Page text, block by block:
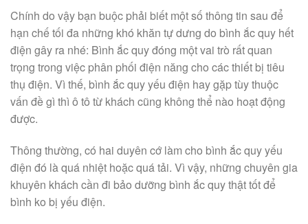
Chính do vậy bạn buộc phải biết một số thông tin sau để
hạn chế tối đa những khó khăn tự dưng do bình ắc quy hết
điện gây ra nhé: Bình ắc quy đóng một vai trò rất quan
trọng trong việc phân phối điện năng cho các thiết bị tiêu
thụ điện. Vì thế, bình ắc quy yếu điện hay gặp tùy thuộc
vấn đề gì thì ô tô từ khách cũng không thể nào hoạt động
được.
Thông thường, có hai duyên cớ làm cho bình ắc quy yếu
điện đó là quá nhiệt hoặc quá tải. Vì vậy, những chuyên gia
khuyên khách cần đi bảo dưỡng bình ắc quy thật tốt để
bình ko bị yếu điện.